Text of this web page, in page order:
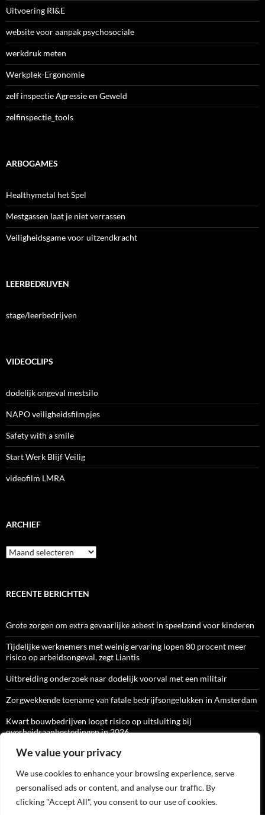
We value your privacy
We use cookies to enhance your browsing experience, serve
personalised ads or content, and analyse our traffic. By
clicking "Accept All", you consent to our use of cookies.
Uitvoering RI&E
website voor aanpak psychosociale
werkdruk meten
Werkplek-Ergonomie
zelf inspectie Agressie en Geweld
zelfinspectie_tools
ARBOGAMES
Healthymetal het Spel
Mestgassen laat je niet verrassen
Veiligheidsgame voor uitzendkracht
LEERBEDRIJVEN
stage/leerbedrijven
VIDEOCLIPS
dodelijk ongeval mestsilo
NAPO veiligheidsfilmpjes
Safety with a smile
Start Werk Blijf Veilig
videofilm LMRA
ARCHIEF
Archief
RECENTE BERICHTEN
Grote zorgen om extra gevaarlijke asbest in speelzand voor kinderen
Tijdelijke werknemers met weinig ervaring lopen 80 procent meer
risico op arbeidsongeval, zegt Liantis
Uitbreiding onderzoek naar dodelijk voorval met een militair
Zorgwekkende toename van fatale bedrijfsongelukken in Amsterdam
Kwart bouwbedrijven loopt risico op uitsluiting bij
overheidsaanbestedingen in 2026
ARBO-CATALOGI